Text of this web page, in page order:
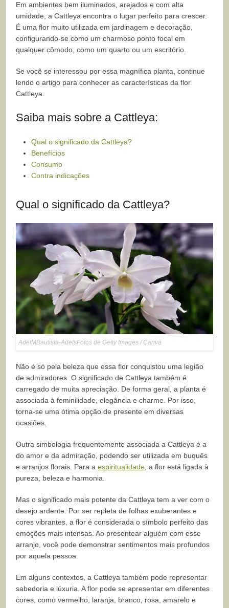
Em ambientes bem iluminados, arejados e com alta
umidade, a Cattleya encontra o lugar perfeito para crescer.
É uma flor muito utilizada em jardinagem e decoração,
configurando-se como um charmoso ponto focal em
qualquer cômodo, como um quarto ou um escritório.
Se você se interessou por essa magnífica planta, continue
lendo o artigo para conhecer as características da flor
Cattleya.
Saiba mais sobre a Cattleya:
Qual o significado da Cattleya?
Benefícios
Consumo
Contra indicações
Qual o significado da Cattleya?
AdelMBautista-AdelsFotos de Getty Images / Canva
Não é só pela beleza que essa flor conquistou uma legião
de admiradores. O significado de Cattleya também é
carregado de muita apreciação. De forma geral, a planta é
associada à feminilidade, elegância e charme. Por isso,
torna-se uma ótima opção de presente em diversas
ocasiões.
Outra simbologia frequentemente associada a Cattleya é a
do amor e da admiração, podendo ser utilizada em buquês
e arranjos florais. Para aespiritualidade, a flor está ligada à
pureza, beleza e harmonia.
Mas o significado mais potente da Cattleya tem a ver com o
desejo ardente. Por ser repleta de folhas exuberantes e
cores vibrantes, a flor é considerada o símbolo perfeito das
emoções mais intensas. Ao presentear alguém com esse
arranjo, você pode demonstrar sentimentos mais profundos
por aquela pessoa.
Em alguns contextos, a Cattleya também pode representar
sabedoria e lúxuria. A flor pode se apresentar em diferentes
cores, como vermelho, laranja, branco, rosa, amarelo e